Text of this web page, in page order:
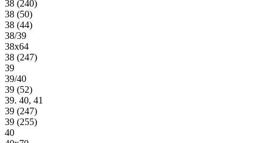
38 (240)
38 (50)
38 (44)
38/39
38х64
38 (247)
39
39/40
39 (52)
39. 40, 41
39 (247)
39 (255)
40